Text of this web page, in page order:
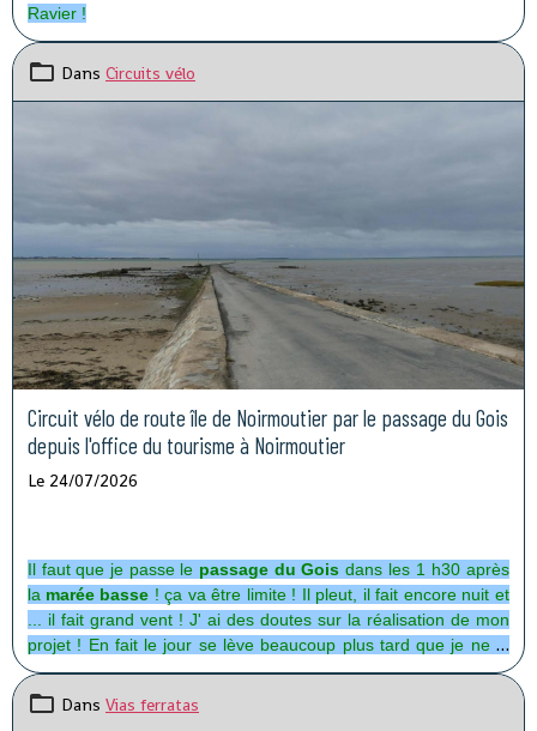
Ravier !
Dans Circuits vélo
Circuit vélo de route île de Noirmoutier par le passage du Gois
depuis l'office du tourisme à Noirmoutier
Le 24/07/2026
Il faut que je passe le passage du Gois dans les 1 h30 après
la marée basse ! ça va être limite ! Il pleut, il fait encore nuit et
... il fait grand vent ! J' ai des doutes sur la réalisation de mon
projet ! En fait le jour se lève beaucoup plus tard que je ne le
pensais et à 7 h 00, il fait toujours nuit9 . . . Je vais renoncer !!
Dans Vias ferratas